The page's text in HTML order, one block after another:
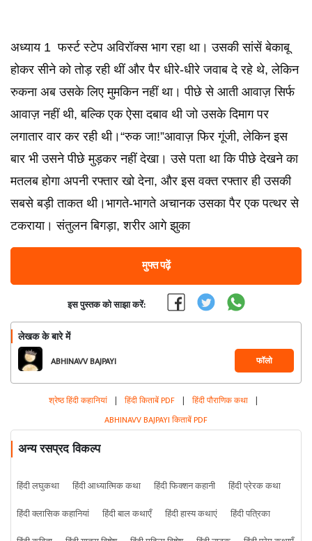
अध्याय 1 फर्स्ट स्टेप अविरॉक्स भाग रहा था। उसकी सांसें बेकाबू
होकर सीने को तोड़ रही थीं और पैर धीरे-धीरे जवाब दे रहे थे, लेकिन
रुकना अब उसके लिए मुमकिन नहीं था। पीछे से आती आवाज़ सिर्फ
आवाज़ नहीं थी, बल्कि एक ऐसा दबाव थी जो उसके दिमाग पर
लगातार वार कर रही थी।“रुक जा!”आवाज़ फिर गूंजी, लेकिन इस
बार भी उसने पीछे मुड़कर नहीं देखा। उसे पता था कि पीछे देखने का
मतलब होगा अपनी रफ्तार खो देना, और इस वक्त रफ्तार ही उसकी
सबसे बड़ी ताकत थी।भागते-भागते अचानक उसका पैर एक पत्थर से
टकराया। संतुलन बिगड़ा, शरीर आगे झुका
मुफ्त पढ़ें
इस पुस्तक को साझा करें:
लेखक के बारे में
ABHINAVV BAJPAYI फॉलो
श्रेष्ठ हिंदी कहानियां | हिंदी किताबें PDF | हिंदी पौराणिक कथा |
ABHINAVV BAJPAYI किताबें PDF
अन्य रसप्रद विकल्प
हिंदी लघुकथा हिंदी आध्यात्मिक कथा हिंदी फिक्शन कहानी
हिंदी प्रेरक कथा
हिंदी क्लासिक कहानियां
हिंदी बाल कथाएँ हिंदी हास्य कथाएं
हिंदी पत्रिका